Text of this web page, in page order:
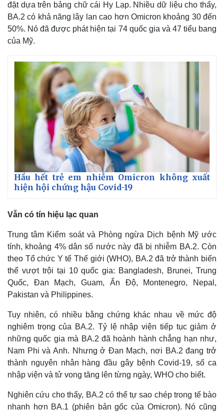
Pháp luật
Vụ án
Tin nóng
Tư vấn luật
Quân sự - Quốc phòng
Vũ khí
Việt Nam
Phân tích
đặt dựa trên bảng chữ cái Hy Lạp. Nhiều dữ liệu cho thấy,
BA.2 có khả năng lây lan cao hơn Omicron khoảng 30 đến
50%. Nó đã được phát hiện tại 74 quốc gia và 47 tiểu bang
của Mỹ.
Hầu hết trẻ em nhiễm Omicron không xuất
hiện hội chứng hậu Covid-19
Vẫn có tín hiệu lạc quan
Trung tâm Kiểm soát và Phòng ngừa Dịch bệnh Mỹ ước
tính, khoảng 4% dân số nước này đã bị nhiễm BA.2. Còn
theo Tổ chức Y tế Thế giới (WHO), BA.2 đã trở thành biến
thể vượt trội tại 10 quốc gia: Bangladesh, Brunei, Trung
Quốc, Đan Mạch, Guam, Ấn Độ, Montenegro, Nepal,
Pakistan và Philippines.
Tuy nhiên, có nhiều bằng chứng khác nhau về mức độ
nghiêm trọng của BA.2. Tỷ lệ nhập viện tiếp tục giảm ở
những quốc gia mà BA.2 đã hoành hành chẳng hạn như,
Nam Phi và Anh. Nhưng ở Đan Mạch, nơi BA.2 đang trở
thành nguyên nhân hàng đầu gây bệnh Covid-19, số ca
nhập viện và tử vong tăng lên từng ngày, WHO cho biết.
Nghiên cứu cho thấy, BA.2 có thể tự sao chép trong tế bào
nhanh hơn BA.1 (phiên bản gốc của Omicron). Nó cũng